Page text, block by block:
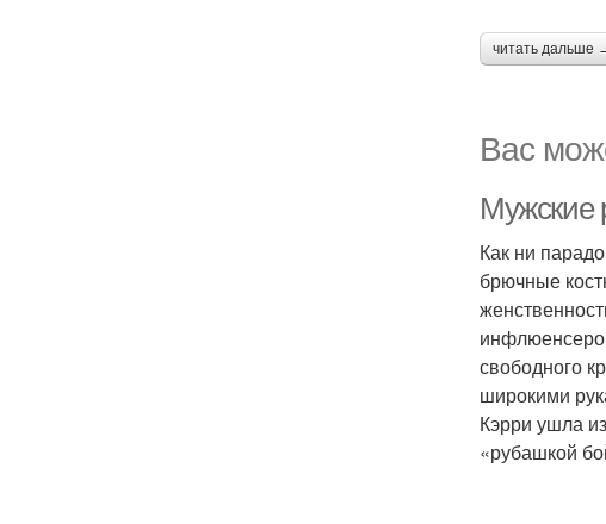
читать дальше
Вас
Мужские
Как ни
брючные
свободного
широкими
Кэрри ушла
«рубашкой